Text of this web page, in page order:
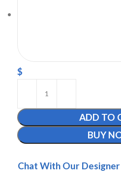
$
ADD TO
BUY
Chat With Our